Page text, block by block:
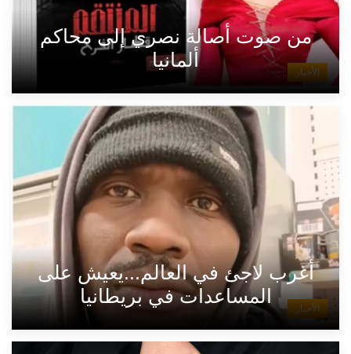
الأخبار
من صوت أصالة نصري إلى محاكم
ألمانيا
الأخبار
أغرب لاجئ في العالم...يعيش على
المساعدات في بريطانيا